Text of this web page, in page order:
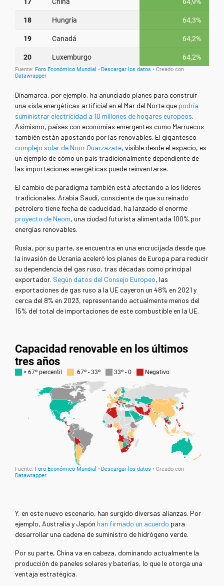
Dinamarca, por ejemplo, ha anunciado planes para construir
una «isla energética» artificial en el Mar del Norte que podría
suministrar electricidad a 10 millones de hogares europeos.
Asimismo, países con economías emergentes como Marruecos
también están apostando por las renovables. El gigantesco
complejo solar de Noor Ouarzazate, visible desde el espacio, es
un ejemplo de cómo un país tradicionalmente dependiente de
las importaciones energéticas puede reinventarse.
El cambio de paradigma también está afectando a los líderes
tradicionales. Arabia Saudí, consciente de que su reinado
petrolero tiene fecha de caducidad, ha lanzado el enorme
proyecto de Neom, una ciudad futurista alimentada 100% por
energías renovables.
Rusia, por su parte, se encuentra en una encrucijada desde que
la invasión de Ucrania aceleró los planes de Europa para reducir
su dependencia del gas ruso, tras décadas como principal
exportador. Según datos del Consejo Europeo, las
exportaciones de gas ruso a la UE cayeron un 48% en 2021 y
cerca del 8% en 2023, representando actualmente menos del
15% del total de importaciones de este combustible en la UE.
Y, en este nuevo escenario, han surgido diversas alianzas. Por
ejemplo, Australia y Japón han firmado un acuerdo para
desarrollar una cadena de suministro de hidrógeno verde.
Por su parte, China va en cabeza, dominando actualmente la
producción de paneles solares y baterías, lo que le otorga una
ventaja estratégica.